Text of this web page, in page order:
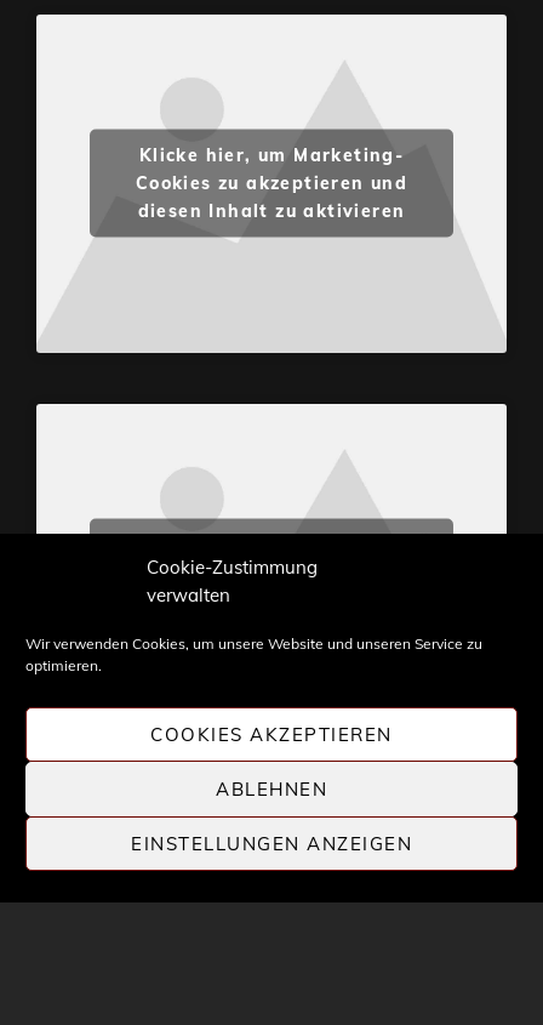
Cookie-Zustimmung
verwalten
Wir verwenden Cookies, um unsere Website und unseren Service zu
optimieren.
COOKIES AKZEPTIEREN
ABLEHNEN
EINSTELLUNGEN ANZEIGEN
Klicke hier, um Marketing-
Cookies zu akzeptieren und
diesen Inhalt zu aktivieren
Cookies zu akzeptieren und
diesen Inhalt zu aktivieren
Weiterverwendung nur mit Zustimmung von
STONE PROG.